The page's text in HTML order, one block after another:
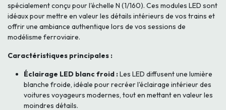
spécialement conçu pour l'échelle N (1/160). Ces modules LED sont
idéaux pour mettre en valeur les détails intérieurs de vos trains et
offrir une ambiance authentique lors de vos sessions de
modélisme ferroviaire.
Caractéristiques principales :
Éclairage LED blanc froid :Les LED diffusent une lumière
blanche froide, idéale pour recréer l'éclairage intérieur des
voitures voyageurs modernes, tout en mettant en valeur les
moindres détails.